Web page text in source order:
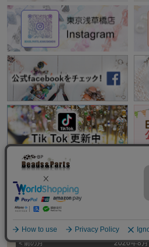
オンラインストアカレンダー
< 前の⽉ 2026年8月